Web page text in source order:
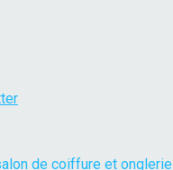
de coiffure et